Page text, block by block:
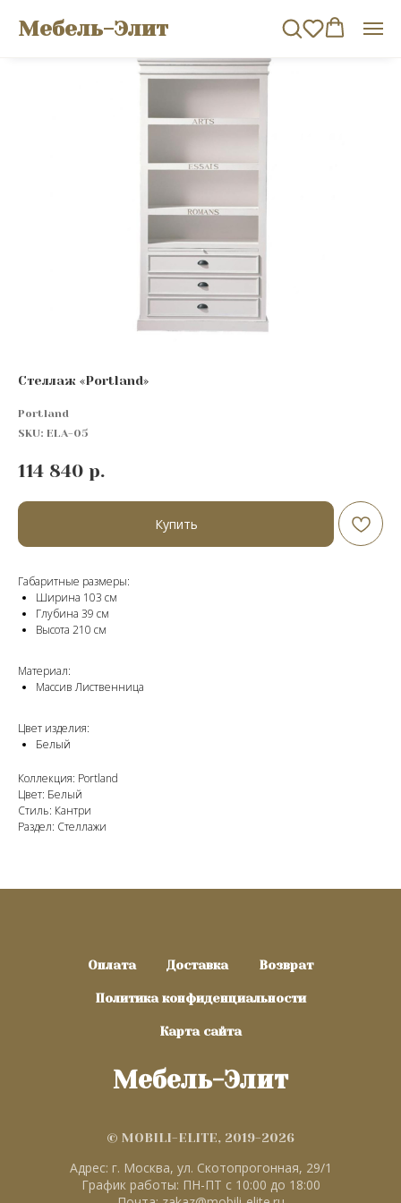
Мебель-Элит
Стеллаж «Portland»
Portland
SKU: ELА-05
114 840 р.
Купить
Габаритные размеры:
Ширина 103 см
Глубина 39 см
Высота 210 cм
Материал:
Массив Лиственница
Цвет изделия:
Белый
Коллекция: Portland
Цвет: Белый
Стиль: Кантри
Раздел: Стеллажи
Оплата Доставка Возврат
Политика конфиденциальности
Карта сайта
Мебель-Элит
© MOBILI-ELITE, 2019-2026
Адрес: г. Москва, ул. Скотопрогонная, 29/1
График работы: ПН-ПТ с 10:00 до 18:00